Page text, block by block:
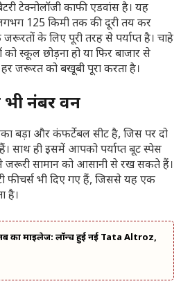
टेक्नोलॉजी काफी एडवांस है। यह
125 किमी तक की दूरी तय कर
के लिए पूरी तरह से पर्याप्त है। चाहे
स्कूल छोड़ना हो या फिर बाजार से
जरूरत को बखूबी पूरा करता है।
नंबर वन
बड़ा और कंफर्टेबल सीट है, जिस पर दो
साथ ही इसमें आपको पर्याप्त बूट स्पेस
सामान को आसानी से रख सकते हैं।
फीचर्स भी दिए गए हैं, जिससे यह एक
है।
का माइलेज: लॉन्च हुई नई Tata Altroz,